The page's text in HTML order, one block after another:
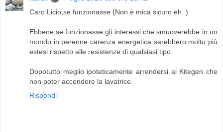
Caro Licio,se funzionasse (Non è mica sicuro eh..)
Ebbene,se funzionasse,gli interessi che smuoverebbe in un
mondo in perenne carenza energetica sarebbero molto più
estesi rispetto alle resistenze di qualsiasi tipo.
Dopotutto meglio ipoteticamente arrendersi al Kitegen che
non poter accendere la lavatrice.
Rispondi